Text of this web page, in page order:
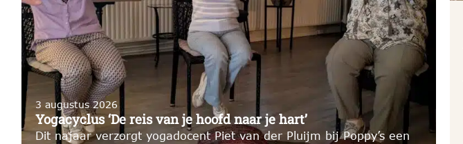
3 augustus 2026
Yogacyclus ‘De reis van je hoofd naar je hart’
Dit najaar verzorgt yogadocent Piet van der Pluijm bij Poppy’s een